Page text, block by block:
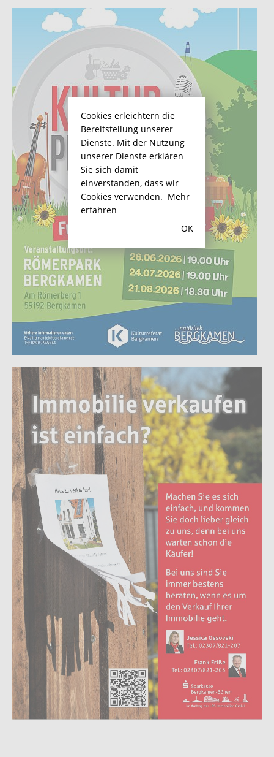
Cookies erleichtern die
Bereitstellung unserer
Dienste. Mit der Nutzung
unserer Dienste erklären
Sie sich damit
einverstanden, dass wir
Cookies verwenden. Mehr
erfahren
OK